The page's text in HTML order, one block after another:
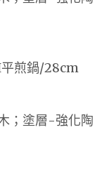
平煎鍋/28cm
；塗層-強化陶